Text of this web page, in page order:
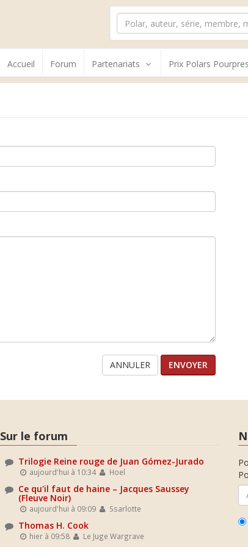
Accueil Forum Partenariats Prix Polars Pourpres
ANNULER
Sur le forum
Trilogie Reine rouge de Juan Gómez-Jurado
aujourd'hui à 10:34 Hoel
Ce qu'il faut de haine – Jacques Saussey
(Fleuve Noir)
aujourd'hui à 09:09 Ssarlotte
Thomas H. Cook
hier à 09:58 Le Juge Wargrave